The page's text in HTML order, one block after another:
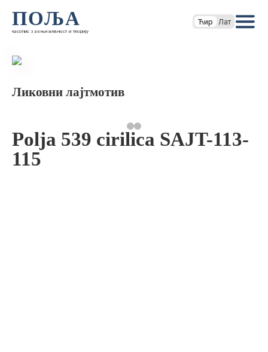
ПОЉА
часопис за књижевност и теорију
Ћир Лат
Ликовни лајтмотив
Polja 539 cirilica SAJT-113-
115